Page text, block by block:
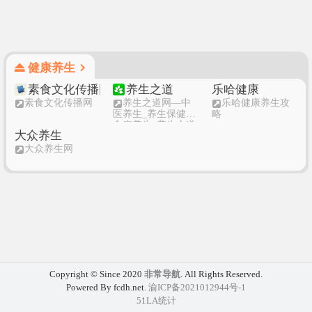
健康养生
素食文化传播网
素食文化传播网
养生之道
养生之道网—中
医养生_养生保健_
食疗养生_养生之道
乐哈健康
乐哈健康养生攻
略
大众养生
大众养生网
Copyright © Since 2020 非常导航 . All Rights Reserved.
Powered By fcdh.net. 渝ICP备2021012944号-1
51LA统计